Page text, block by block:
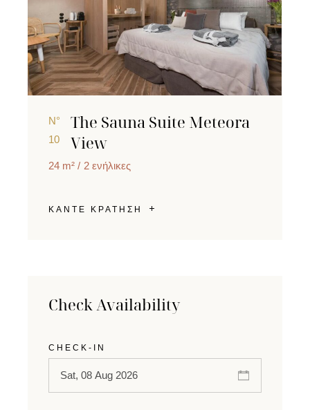
N°
10
The Sauna Suite Meteora
View
24 m² 2 ενήλικες
ΚΑΝΤΕ ΚΡΑΤΗΣΗ
Check Availability
CHECK-IN